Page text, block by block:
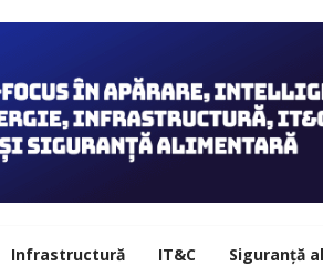
Infrastructură IT&C Siguranță